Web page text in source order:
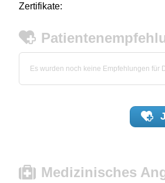
Zertifikate:
Es wurden noch keine Empfehlungen für
Medizinisches